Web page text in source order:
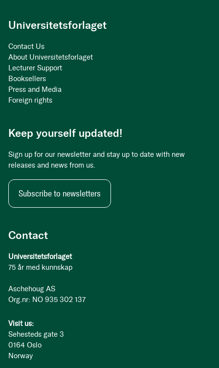
Contact
Universitetsforlaget
75 år med kunnskap
Aschehoug AS
Org.nr: NO 935 302 137
Visit us:
Sehesteds gate 3
0164 Oslo
Norway
Universitetsforlaget
Contact Us
About Universitetsforlaget
Lecturer Support
Booksellers
Press and Media
Foreign rights
Keep yourself updated!
Sign up for our newsletter and stay up to date with new
releases and news from us.
Subscribe to newsletters